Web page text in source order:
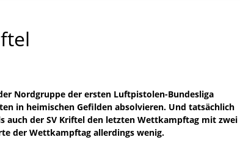
Nordgruppe der ersten Luftpistolen-Bundesliga
in heimischen Gefilden absolvieren. Und tatsächlich
auch der SV Kriftel den letzten Wettkampftag mit zwei
der Wettkampftag allerdings wenig.